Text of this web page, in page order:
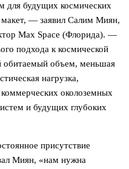
для будущих космических
— заявил Салим Миян,
Max Space (Флорида). —
подхода к космической
обитаемый объем, меньшая
нагрузка,
околоземных
и будущих глубоких
присутствие
Миян, «нам нужна